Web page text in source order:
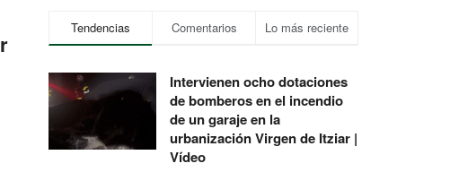
Tendencias Comentarios Lo más reciente
Intervienen ocho dotaciones
de bomberos en el incendio
de un garaje en la
urbanización Virgen de Itziar |
Vídeo